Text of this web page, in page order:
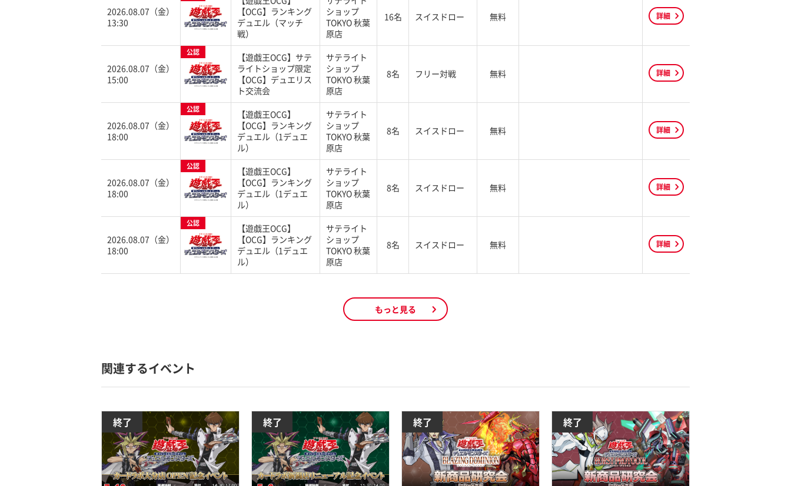
2026.08.07（金）
13:30
【OCG】ランキング
デュエル（マッチ
戦）
ショップ
TOKYO 秋葉
原店
16名 スイスドロー 無料 詳細
2026.08.07（金）
15:00
公認
【遊戯王OCG】サテ
ライトショップ限定
【OCG】デュエリス
ト交流会
サテライト
ショップ
TOKYO 秋葉
原店
8名 フリー対戦 無料 詳細
2026.08.07（金）
18:00
公認
【遊戯王OCG】
【OCG】ランキング
デュエル（1デュエ
ル）
サテライト
ショップ
TOKYO 秋葉
原店
8名 スイスドロー 無料 詳細
2026.08.07（金）
18:00
公認
【遊戯王OCG】
【OCG】ランキング
デュエル（1デュエ
ル）
サテライト
ショップ
TOKYO 秋葉
原店
8名 スイスドロー 無料 詳細
2026.08.07（金）
18:00
公認
【遊戯王OCG】
【OCG】ランキング
デュエル（1デュエ
ル）
サテライト
ショップ
TOKYO 秋葉
原店
8名 スイスドロー 無料 詳細
もっと見る
関連するイベント
終了 終了 終了 終了